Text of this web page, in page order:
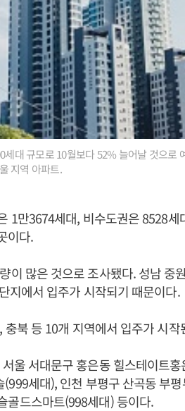
대 규모로 10월보다 52% 늘어날 것으로
지역 아파트.
1만3674세대, 비수도권은 8528
이다.
이 많은 것으로 조사됐다. 성남 중
지에서 입주가 시작되기 때문이다.
북 등 10개 지역에서 입주가 시작
울 서대문구 홍은동 힐스테이트
세대), 인천 부평구 산곡동 부
골드스마트(998세대) 등이다.